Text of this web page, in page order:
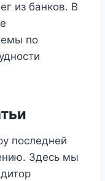
из банков. В
по
последней
Здесь мы